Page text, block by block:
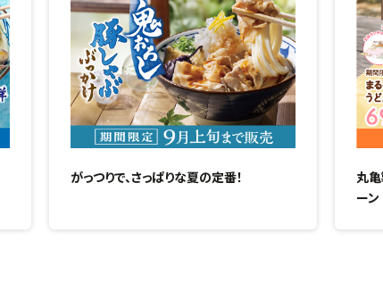
がっつりで、さっぱりな夏の定番！
丸
ーン